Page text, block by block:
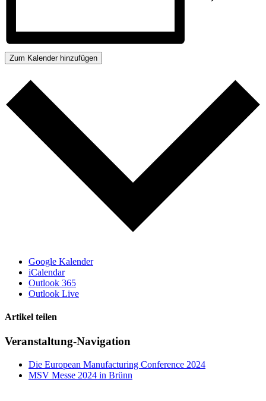
Zum Kalender hinzufügen
Google Kalender
iCalendar
Outlook 365
Outlook Live
Artikel teilen
X
LinkedIn
E-
Veranstaltung-Navigation
Die European Manufacturing Conference 2024
MSV Messe 2024 in Brünn